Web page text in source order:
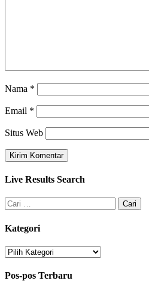
Nama *
Email *
Situs Web
Live Results Search
Cari
untuk:
Kategori
Kategori
Pos-pos Terbaru